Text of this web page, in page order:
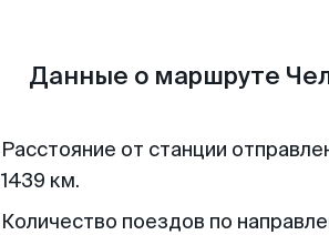
Данные о маршруте
Расстояние от станции
1439 км.
Количество поездов по